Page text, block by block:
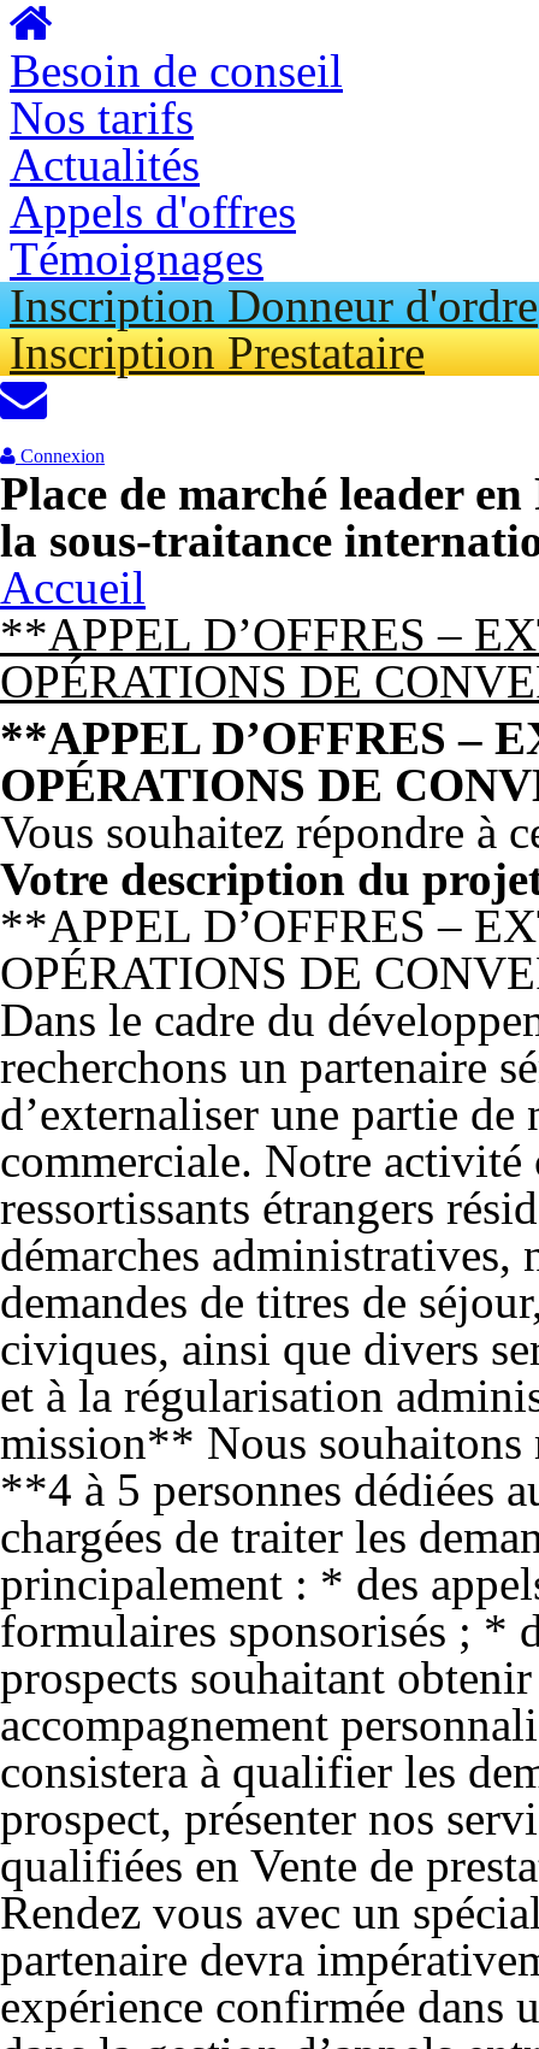
Aller au contenu principal
Besoin de conseil
Nos tarifs
Actualités
Appels d'offres
Témoignages
Inscription Donneur d'ordre
Inscription Prestataire
Connexion
Place de marché leader
la sous-traitance
Accueil
**APPEL D’OFFRES –
OPÉRATIONS DE
**APPEL D’OFFRES –
OPÉRATIONS DE
Vous souhaitez répondre à
Votre description du
**APPEL D’OFFRES –
OPÉRATIONS DE
Dans le cadre du
recherchons un partenaire
d’externaliser une partie
commerciale. Notre activité
ressortissants étrangers
démarches administratives,
demandes de titres de
civiques, ainsi que divers
et à la régularisation
mission** Nous souhaitons
**4 à 5 personnes dédiées
chargées de traiter les
principalement : * des
formulaires sponsorisés ; *
prospects souhaitant
accompagnement
consistera à qualifier les
prospect, présenter nos
qualifiées en Vente de
Rendez vous avec un
partenaire devra
expérience confirmée dans